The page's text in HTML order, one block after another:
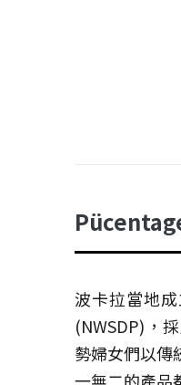
波卡拉當地
(NWSDP)，
勢婦女們以傳